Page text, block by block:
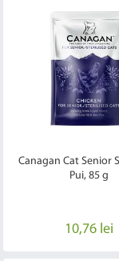
Canagan Cat Senior
Pui, 85 g
10,76 lei